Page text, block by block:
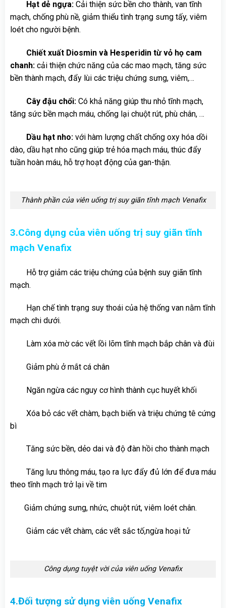
Hạt dẻ ngựa:Cải thiện sức bền cho thành, van tĩnh
mạch, chống phù nề, giảm thiểu tình trạng sưng tấy, viêm
loét cho người bệnh.
Chiết xuất Diosmin và Hesperidin từ vỏ họ cam
chanh:cải thiện chức năng của các mao mạch, tăng sức
bền thành mạch, đẩy lùi các triệu chứng sưng, viêm,…
Cây đậu chổi:Có khả năng giúp thu nhỏ tĩnh mạch,
tăng sức bền mạch máu, chống lại chuột rút, phù chân, …
Dầu hạt nho:với hàm lượng chất chống oxy hóa dồi
dào, dầu hạt nho cũng giúp trẻ hóa mạch máu, thúc đẩy
tuần hoàn máu, hỗ trợ hoạt động của gan-thận.
Thành phần của viên uống trị suy giãn tĩnh mạch Venafix
3.Công dụng của viên uống trị suy giãn tĩnh
mạch Venafix
Hỗ trợ giảm các triệu chứng của bệnh suy giãn tĩnh
mạch.
Hạn chế tình trạng suy thoái của hệ thống van nằm tĩnh
mạch chi dưới.
Làm xóa mờ các vết lồi lõm tĩnh mạch bắp chân và đùi
Giảm phù ở mắt cá chân
Ngăn ngừa các nguy cơ hình thành cục huyết khối
Xóa bỏ các vết chàm, bạch biến và triệu chứng tê cứng
bì
Tăng sức bền, dẻo dai và độ đàn hồi cho thành mạch
Tăng lưu thông máu, tạo ra lực đẩy đủ lớn để đưa máu
theo tĩnh mạch trở lại về tim
Giảm chứng sưng, nhức, chuột rút, viêm loét chân.
Giảm các vết chàm, các vết sắc tố,ngừa hoại tử
Công dụng tuyệt vời của viên uống Venafix
4.Đối tượng sử dụng viên uống Venafix